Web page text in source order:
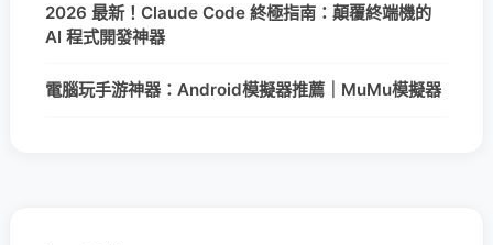
2026 最新！Claude Code 終極指南：顛覆終端機的
AI 程式開發神器
電腦玩手游神器：Android模擬器推薦｜MuMu模擬器